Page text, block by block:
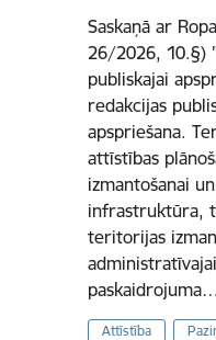
Saskaņā ar
26/2026, 10.§)
publiskajai
redakcijas
apspriešana.
attīstības
izmantošanai
infrastruktūra,
teritorijas
paskaidrojuma…
Attīstība